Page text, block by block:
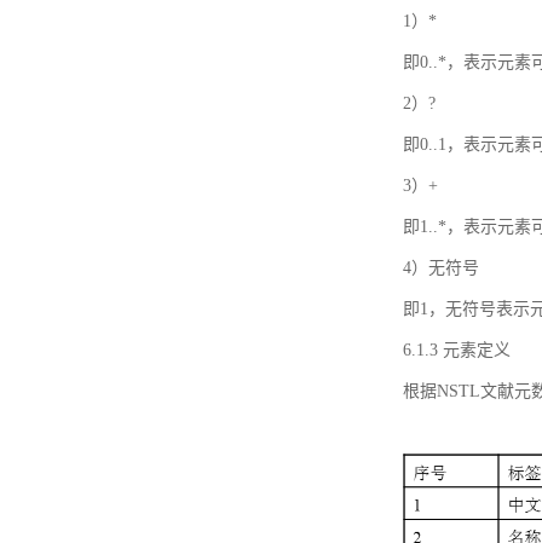
1）*
即0..*，表示元素
2）?
即0..1，表示元素
3）+
即1..*，表示元素
4）无符号
即1，无符号表示
6.1.3 元素定义
根据NSTL文献元